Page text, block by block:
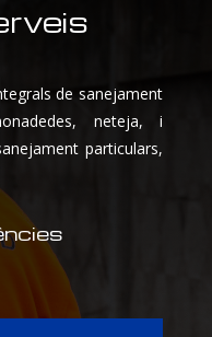
de sanejament
neteja, i
particulars,